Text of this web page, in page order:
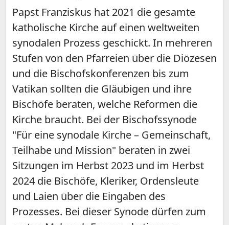
Papst Franziskus hat 2021 die gesamte
katholische Kirche auf einen weltweiten
synodalen Prozess geschickt. In mehreren
Stufen von den Pfarreien über die Diözesen
und die Bischofskonferenzen bis zum
Vatikan sollten die Gläubigen und ihre
Bischöfe beraten, welche Reformen die
Kirche braucht. Bei der Bischofssynode
"Für eine synodale Kirche – Gemeinschaft,
Teilhabe und Mission" beraten in zwei
Sitzungen im Herbst 2023 und im Herbst
2024 die Bischöfe, Kleriker, Ordensleute
und Laien über die Eingaben des
Prozesses. Bei dieser Synode dürfen zum